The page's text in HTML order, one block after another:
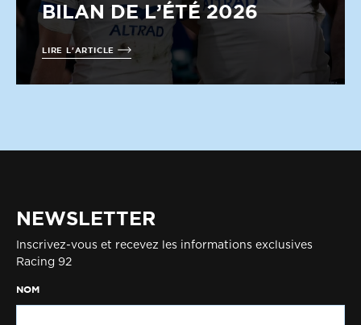
BILAN DE L’ÉTÉ 2026
LIRE L'ARTICLE
NEWSLETTER
Inscrivez-vous et recevez les informations exclusives
Racing 92
NOM